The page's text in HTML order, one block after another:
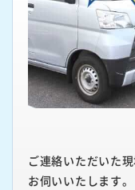
ご連絡いただいた
お伺いいたします。